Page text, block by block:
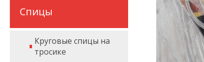
Спицы
Круговые спицы на
тросике